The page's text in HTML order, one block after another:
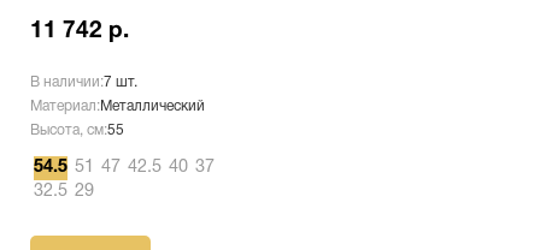
11 742 р.
В наличии:7 шт.
Материал:Металлический
Высота, см:55
54.5 51 47 42.5 40 37
32.5 29